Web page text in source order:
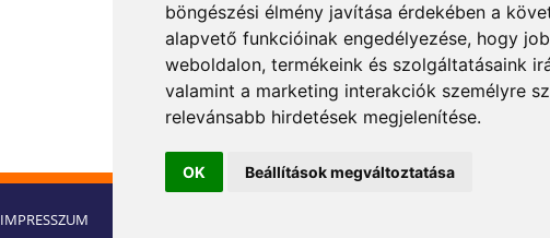
böngészési élmény javítása érdekében a
alapvető funkcióinak engedélyezése, hogy
weboldalon, termékeink és szolgáltatásaink
valamint a marketing interakciók személyre
relevánsabb hirdetések megjelenítése.
OK Beállítások megváltoztatása
ADATKEZELÉSI
IMPRESSZUM